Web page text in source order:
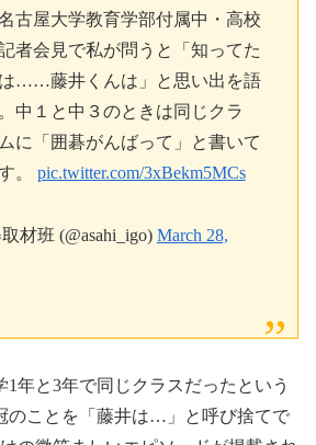
古屋大学教育学部付属中・高校
者会見で私が問うと「知ってた
……藤井くんは」と思い出を語
中１と中３のときは同じクラ
に「囲碁がんばって」と書いて
。 pic.twitter.com/3xBekm5MCs
材班 (@asahi_igo) March 28,
1年と3年で同じクラスだったという
のことを「藤井は…」と呼び捨てで